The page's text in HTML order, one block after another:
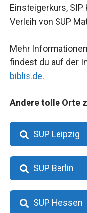
Einsteigerkurs,
Verleih von SUP
Mehr
findest du auf der
biblis.de.
Andere tolle Orte
SUP Leipzig
SUP Berlin
SUP Hessen